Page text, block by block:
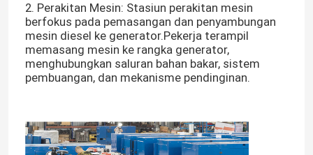
2. Perakitan Mesin: Stasiun perakitan mesin
berfokus pada pemasangan dan penyambungan
mesin diesel ke generator.Pekerja terampil
memasang mesin ke rangka generator,
menghubungkan saluran bahan bakar, sistem
pembuangan, dan mekanisme pendinginan.